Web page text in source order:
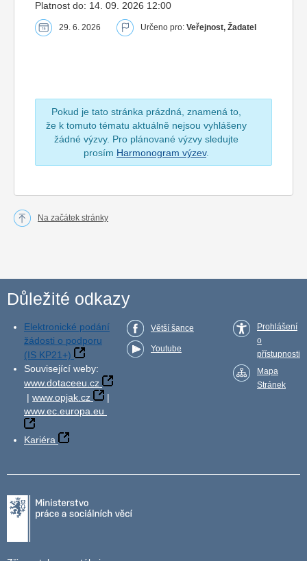
Platnost do: 14. 09. 2026 12:00
29. 6. 2026 Určeno pro: Veřejnost, Žadatel
Pokud je tato stránka prázdná, znamená to,
že k tomuto tématu aktuálně nejsou vyhlášeny
žádné výzvy. Pro plánované výzvy sledujte
prosím Harmonogram výzev.
Na začátek stránky
Důležité odkazy
Elektronické podání
žádosti o podporu
(IS KP21+)
Související weby:
www.dotaceeu.cz
| www.opjak.cz
|
www.ec.europa.eu
Kariéra
Větší šance
Youtube
Prohlášení
o
přístupnosti
Mapa
Stránek